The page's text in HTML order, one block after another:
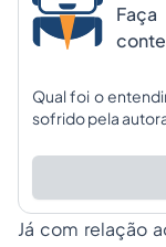
Qual foi o
sofrido pela
Já com relação